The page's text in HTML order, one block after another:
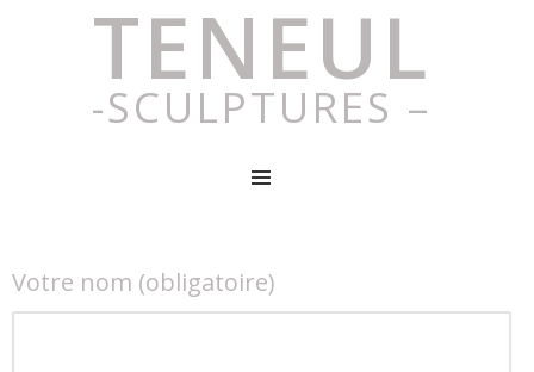
TENEUL
-SCULPTURES –
Votre nom (obligatoire)